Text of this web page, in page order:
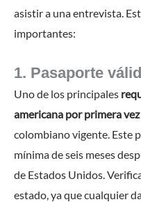
asistir a una entrevista.
importantes:
1. Pasaporte
Uno de los principales
americana por primera vez
colombiano vigente. Este
mínima de seis meses
de Estados Unidos.
estado, ya que cualquier